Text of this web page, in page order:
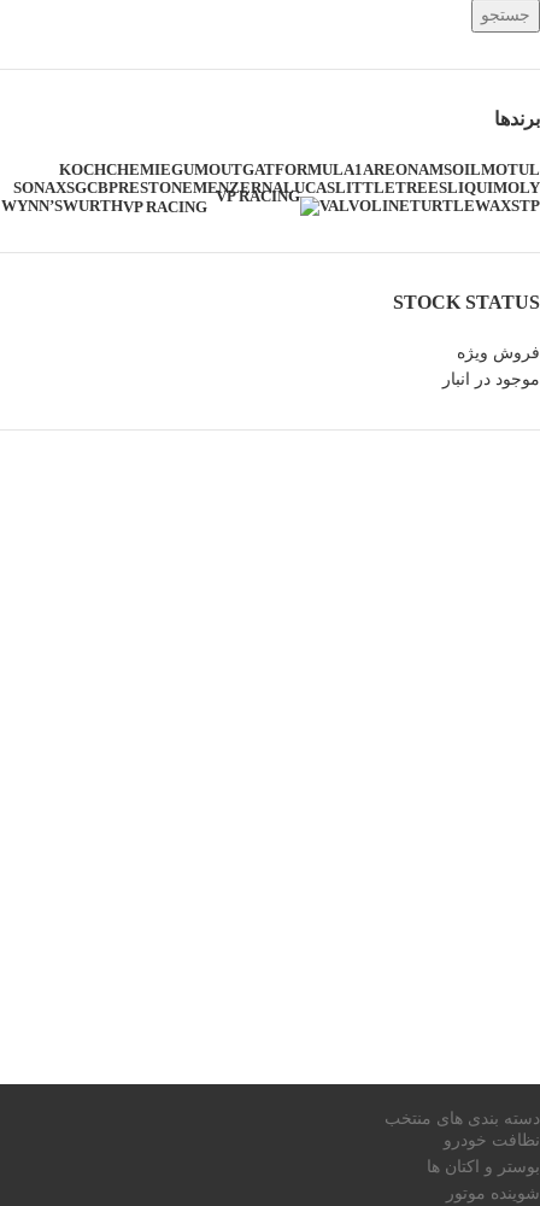
جستجو
برندها
MOTUL
AMSOIL
AREON
FORMULA1
GAT
GUMOUT
KOCHCHEMIE
LIQUIMOLY
LITTLETREES
LUCAS
MENZERNA
PRESTONE
SGCB
SONAX
STP
TURTLEWAX
VALVOLINE
VP RACING
WURTH
WYNN’S
STOCK STATUS
فروش ویژه
موجود در انبار
دسته بندی های منتخب
نظافت خودرو
بوستر و اکتان ها
شوینده موتور